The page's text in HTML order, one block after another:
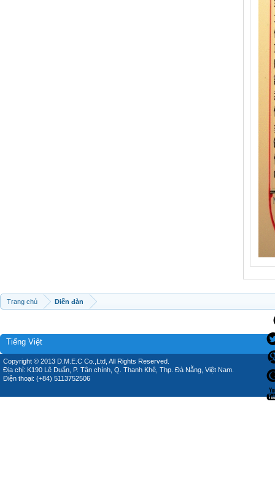
Trang chủ Diễn đàn
Tiếng Việt
Copyright © 2013 D.M.E.C Co.,Ltd, All Rights Reserved.
Địa chỉ: K190 Lê Duẩn, P. Tân chính, Q. Thanh Khê, Thp. Đà Nẵng, Việt Nam.
Điện thoại: (+84) 5113752506